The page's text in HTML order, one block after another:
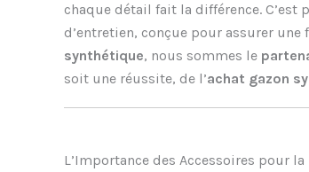
chaque détail fait la différence.
d’entretien, conçue pour assurer
synthétique, nous sommes le
soit une réussite, de l’achat gazon
L’Importance des Accessoires pour